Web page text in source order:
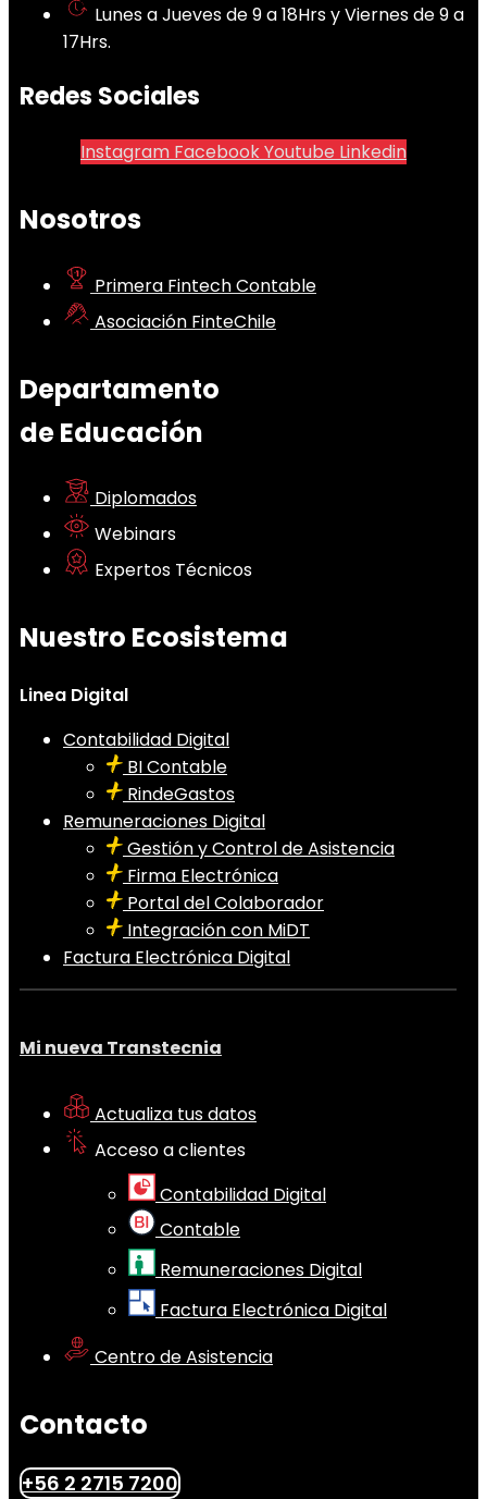
Lunes a Jueves de 9 a 18Hrs y Viernes de 9 a
17Hrs.
Redes Sociales
Instagram FacebookYoutube Linkedin
Nosotros
Primera Fintech Contable
Asociación FinteChile
Departamento
de Educación
Diplomados
Webinars
Expertos Técnicos
Nuestro Ecosistema
Linea Digital
Contabilidad Digital
BI Contable
RindeGastos
Remuneraciones Digital
Gestión y Control de Asistencia
Firma Electrónica
Portal del Colaborador
Integración con MiDT
Factura Electrónica Digital
Mi nueva Transtecnia
Actualiza tus datos
Acceso a clientes
Contabilidad Digital
Contable
Remuneraciones Digital
Factura Electrónica Digital
Centro de Asistencia
Contacto
+56 2 2715 7200